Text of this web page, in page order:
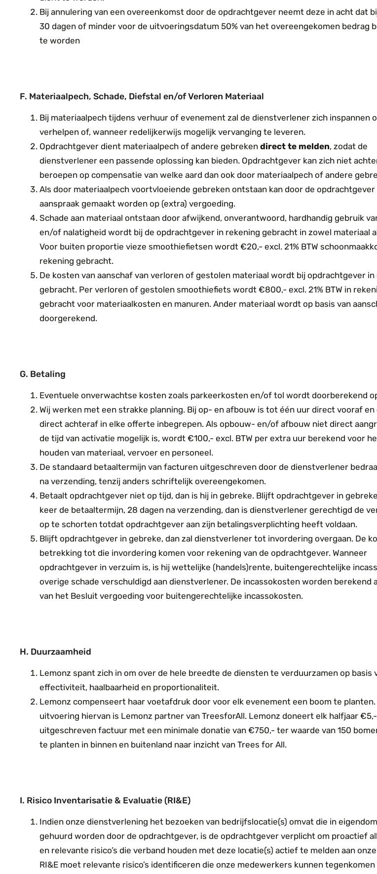
Bij annulering van een overeenkomst door de opdrachtgever neemt deze in acht dat
30 dagen of minder voor de uitvoeringsdatum 50% van het overeengekomen bedrag
te worden
F. Materiaalpech, Schade, Diefstal en/of Verloren Materiaal
Bij materiaalpech tijdens verhuur of evenement zal de dienstverlener zich inspannen
verhelpen of, wanneer redelijkerwijs mogelijk vervanging te leveren.
Opdrachtgever dient materiaalpech of andere gebreken direct te melden, zodat de
dienstverlener een passende oplossing kan bieden. Opdrachtgever kan zich niet
beroepen op compensatie van welke aard dan ook door materiaalpech of andere
Als door materiaalpech voortvloeiende gebreken ontstaan kan door de opdrachtgever
aanspraak gemaakt worden op (extra) vergoeding.
Schade aan materiaal ontstaan door afwijkend, onverantwoord, hardhandig gebruik
en/of nalatigheid wordt bij de opdrachtgever in rekening gebracht in zowel materiaal
Voor buiten proportie vieze smoothiefietsen wordt €20,- excl. 21% BTW
rekening gebracht.
De kosten van aanschaf van verloren of gestolen materiaal wordt bij opdrachtgever in
gebracht. Per verloren of gestolen smoothiefiets wordt €800,- excl. 21% BTW in
gebracht voor materiaalkosten en manuren. Ander materiaal wordt op basis van
doorgerekend.
G. Betaling
Eventuele onverwachtse kosten zoals parkeerkosten en/of tol wordt doorberekend
Wij werken met een strakke planning. Bij op- en afbouw is tot één uur direct vooraf en
direct achteraf in elke offerte inbegrepen. Als opbouw- en/of afbouw niet direct
de tijd van activatie mogelijk is, wordt €100,- excl. BTW per extra uur berekend voor
houden van materiaal, vervoer en personeel.
De standaard betaaltermijn van facturen uitgeschreven door de dienstverlener
na verzending, tenzij anders schriftelijk overeengekomen.
Betaalt opdrachtgever niet op tijd, dan is hij in gebreke. Blijft opdrachtgever in
keer de betaaltermijn, 28 dagen na verzending, dan is dienstverlener gerechtigd de
op te schorten totdat opdrachtgever aan zijn betalingsverplichting heeft voldaan.
Blijft opdrachtgever in gebreke, dan zal dienstverlener tot invordering overgaan. De
betrekking tot die invordering komen voor rekening van de opdrachtgever. Wanneer
opdrachtgever in verzuim is, is hij wettelijke (handels)rente, buitengerechtelijke
overige schade verschuldigd aan dienstverlener. De incassokosten worden berekend
van het Besluit vergoeding voor buitengerechtelijke incassokosten.
H. Duurzaamheid
Lemonz spant zich in om over de hele breedte de diensten te verduurzamen op basis
effectiviteit, haalbaarheid en proportionaliteit.
Lemonz compenseert haar voetafdruk door voor elk evenement een boom te planten.
uitvoering hiervan is Lemonz partner van TreesforAll. Lemonz doneert elk halfjaar
uitgeschreven factuur met een minimale donatie van €750,- ter waarde van 150
te planten in binnen en buitenland naar inzicht van Trees for All.
I. Risico Inventarisatie & Evaluatie (RI&E)
Indien onze dienstverlening het bezoeken van bedrijfslocatie(s) omvat die in
gehuurd worden door de opdrachtgever, is de opdrachtgever verplicht om proactief
en relevante risico’s die verband houden met deze locatie(s) actief te melden aan
RI&E moet relevante risico’s identificeren die onze medewerkers kunnen